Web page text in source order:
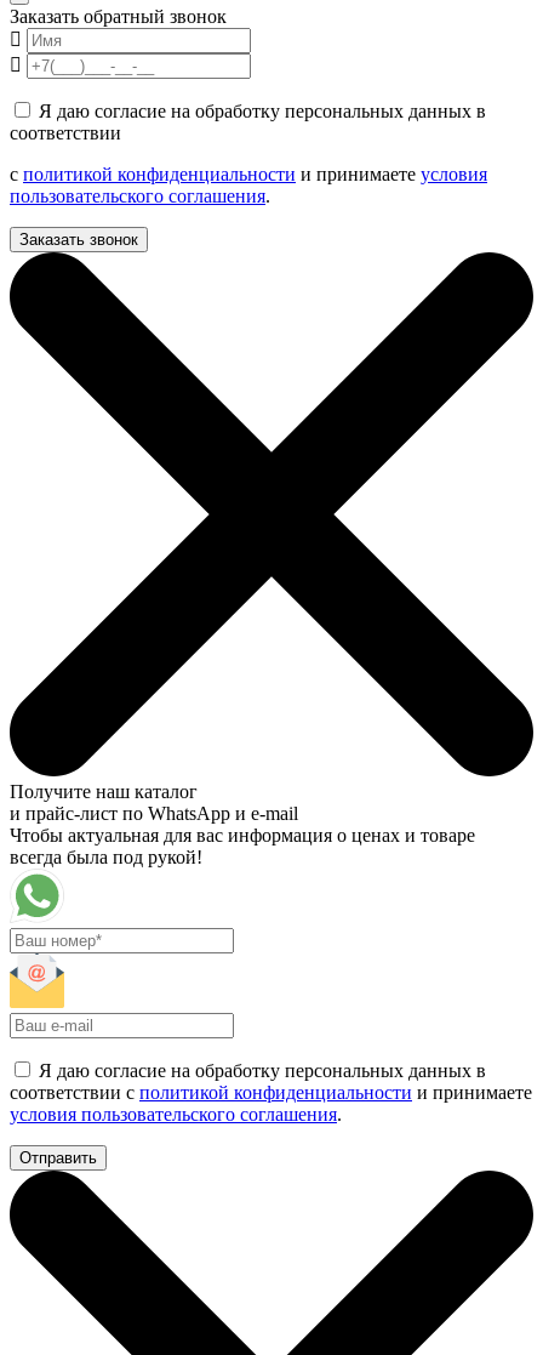
Заказать обратный звонок
Я даю согласие на обработку персональных данных в
соответствии
с политикой конфиденциальности и принимаете условия
пользовательского соглашения.
Заказать звонок
Получите наш каталог
и прайс-лист по WhatsApp и e-mail
Чтобы актуальная для вас информация о ценах и товаре
всегда была под рукой!
Я даю согласие на обработку персональных данных в
соответствии с политикой конфиденциальности и принимаете
условия пользовательского соглашения.